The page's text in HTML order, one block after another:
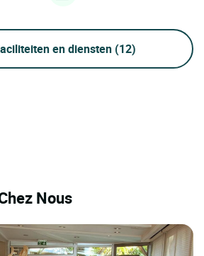
en diensten (12)
Nous